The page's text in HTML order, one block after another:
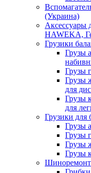
(Украина)
Аксессуары
HAWEKA,
Грузики
Грузы
Грузы
Грузы
для
Грузы
для
Грузики для
Грузы
Грузы
Грузы
Грузы